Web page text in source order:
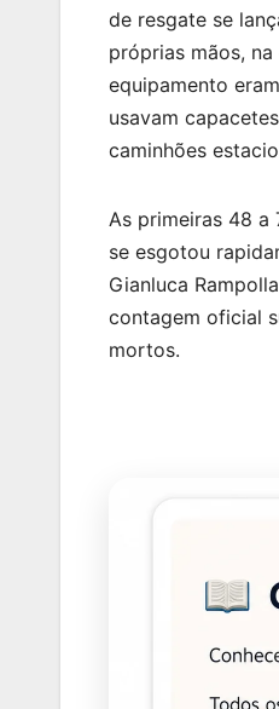
de resgate se
próprias mãos,
equipamento
usavam
caminhões
As primeiras 48 a
se esgotou
Gianluca
contagem oficial
mortos.